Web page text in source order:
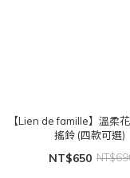
【Lien de famille】溫柔
搖鈴 (四款可選)
NT$650